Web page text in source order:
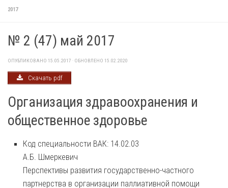
2017
№ 2 (47) май 2017
ОПУБЛИКОВАНО 15.05.2017 · ОБНОВЛЕНО 15.02.2020
Скачать pdf
Организация здравоохранения и
общественное здоровье
Код специальности ВАК: 14.02.03
А.Б. Шмеркевич
Перспективы развития государственно-частного
партнерства в организации паллиативной помощи